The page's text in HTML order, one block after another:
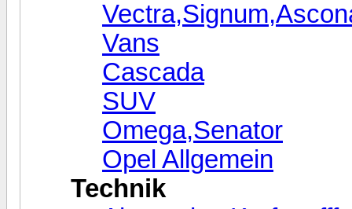
Vans
Cascada
SUV
Omega,Senator
Opel Allgemein
Technik